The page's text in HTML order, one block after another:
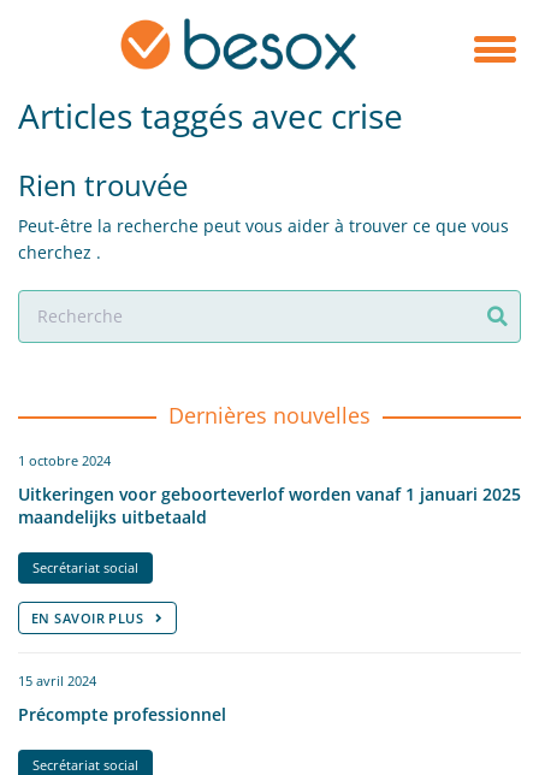
Articles taggés avec crise
Rien trouvée
Peut-être la recherche peut vous aider à trouver ce que vous
cherchez .
Dernières nouvelles
1 octobre 2024
Uitkeringen voor geboorteverlof worden vanaf 1 januari 2025
maandelijks uitbetaald
Secrétariat social
EN SAVOIR PLUS
15 avril 2024
Précompte professionnel
Secrétariat social